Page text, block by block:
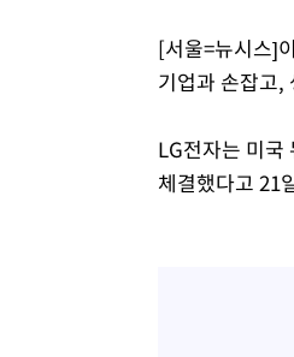
[서울=뉴시스]
기업과 손잡고,
LG전자는 미
체결했다고 21